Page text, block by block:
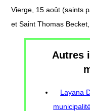
Vierge, 15 août (saints
et Saint Thomas
Autres
Layana